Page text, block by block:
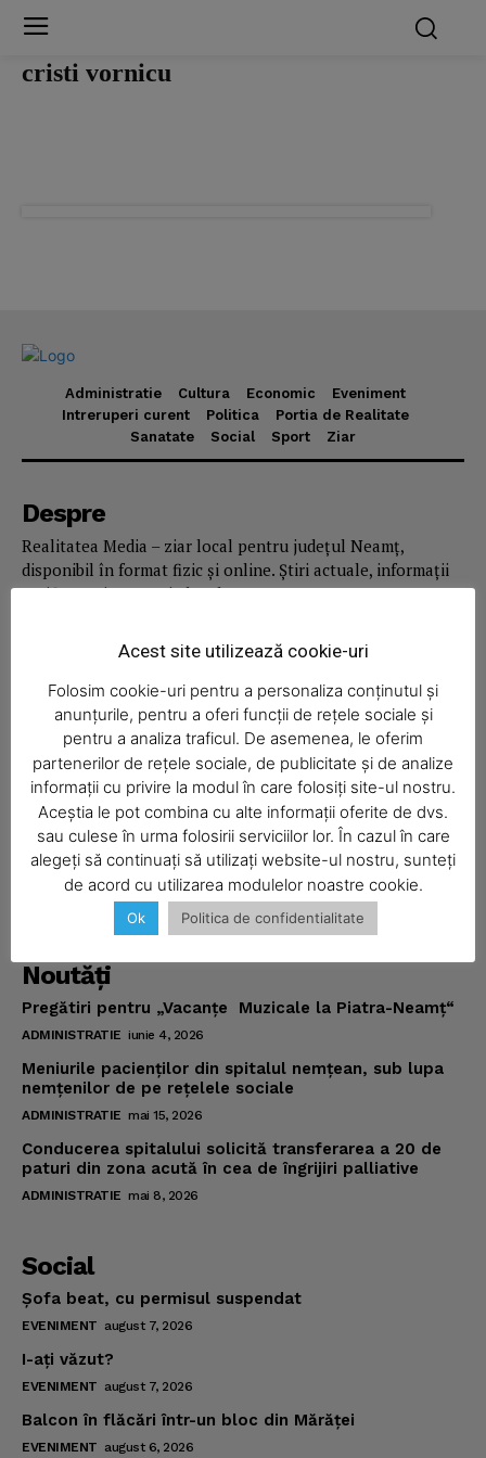
SUBSCRIBE NOW
Company
About
Contact us
Subscription Plans
My account
cristi vornicu
Administratie Cultura Economic
Eveniment
Intreruperi curent
Politica
Portia de Realitate
Sanatate
Social Sport Ziar
Despre
Realitatea Media – ziar local pentru județul Neamț,
disponibil în format fizic și online. Știri actuale, informații
verificate și reportaje locale.
Economic
Acasă
Economic
Politica
Sport
Noutăţi
Pregătiri pentru „Vacanţe Muzicale la Piatra-Neamţ“
ADMINISTRATIE iunie 4, 2026
Meniurile pacienţilor din spitalul nemţean, sub lupa
nemţenilor de pe reţelele sociale
ADMINISTRATIE mai 15, 2026
Conducerea spitalului solicită transferarea a 20 de
paturi din zona acută în cea de îngrijiri palliative
ADMINISTRATIE mai 8, 2026
Social
Şofa beat, cu permisul suspendat
EVENIMENT august 7, 2026
I-aţi văzut?
EVENIMENT august 7, 2026
Balcon în flăcări într-un bloc din Mărăţei
EVENIMENT august 6, 2026
Acest site utilizează cookie-uri
Folosim cookie-uri pentru a personaliza conținutul și
anunțurile, pentru a oferi funcții de rețele sociale și
pentru a analiza traficul. De asemenea, le oferim
partenerilor de rețele sociale, de publicitate și de analize
informații cu privire la modul în care folosiți site-ul nostru.
Aceștia le pot combina cu alte informații oferite de dvs.
sau culese în urma folosirii serviciilor lor. În cazul în care
alegeți să continuați să utilizați website-ul nostru, sunteți
de acord cu utilizarea modulelor noastre cookie.
Ok Politica de confidentialitate